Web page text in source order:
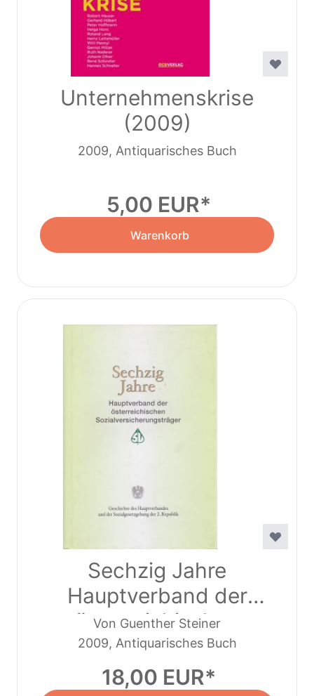
Unternehmenskrise
(2009)
2009, Antiquarisches Buch
5,00 EUR
Warenkorb
Sechzig Jahre
Hauptverband der
österreichischen
Sozialversicherungsträger
(2009)
Von Guenther Steiner
2009, Antiquarisches Buch
18,00 EUR